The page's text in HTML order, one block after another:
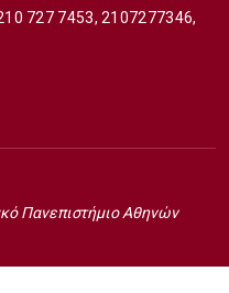
727 7453,2107277346,
Πανεπιστήμιο Αθηνών